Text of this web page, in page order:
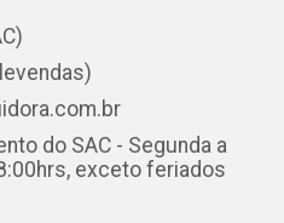
do SAC - Segunda a
exceto feriados